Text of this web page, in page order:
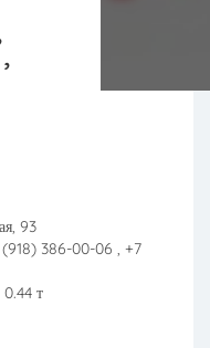
93
386-00-06 , +7
т